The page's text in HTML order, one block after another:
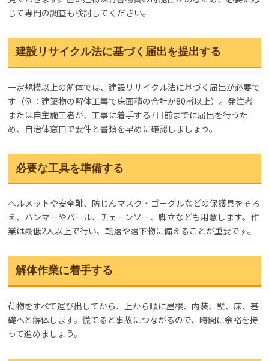
じて専門の調査も検討してください。
建設リサイクル法に基づく届出を提出する
一定規模以上の解体では、建設リサイクル法に基づく届出が必要で
す（例：建築物の解体工事で床面積の合計が80㎡以上）。発注者
または自主施工者が、工事に着手する7日前までに届出を行うた
め、自治体窓口で要件と書類を早めに確認しましょう。
必要な工具を準備する
ヘルメットや安全靴、防じんマスク・ゴーグルなどの保護具をそろ
え、ハンマーやバール、チェーンソー、脚立なども用意します。作
業は最低2人以上で行い、転落や落下物に備えることが重要です。
解体作業に着手する
荷物をすべて運び出してから、上から順に屋根、内装、壁、床、基
礎へと解体します。慌てると事故につながるので、時間に余裕を持
って進めましょう。